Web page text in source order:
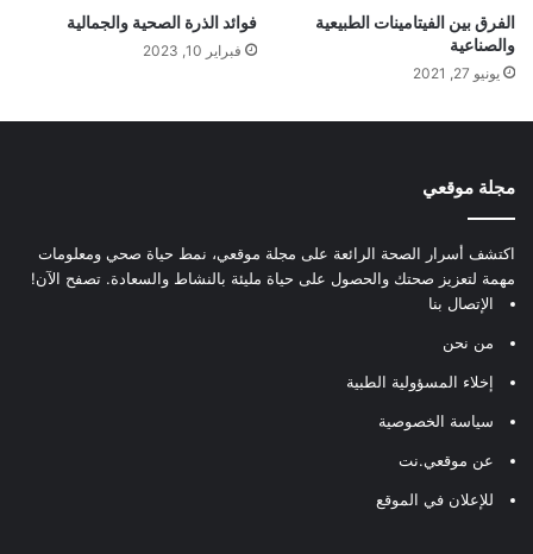
الفرق بين الفيتامينات الطبيعية
والصناعية
يونيو 27, 2021
فوائد الذرة الصحية والجمالية
فبراير 10, 2023
مجلة موقعي
اكتشف أسرار الصحة الرائعة على مجلة موقعي، نمط حياة صحي ومعلومات
مهمة لتعزيز صحتك والحصول على حياة مليئة بالنشاط والسعادة. تصفح الآن!
الإتصال بنا
من نحن
إخلاء المسؤولية الطبية
سياسة الخصوصية
عن موقعي.نت
للإعلان في الموقع